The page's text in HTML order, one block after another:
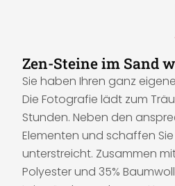
Zen-Steine im Sand
Sie haben Ihren ganz
Die Fotografie lädt zum
Stunden. Neben den
Elementen und schaffen
unterstreicht. Zusammen
Polyester und 35%